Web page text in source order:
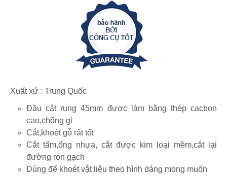
Xuất xứ : Trung Quốc
Đầu cắt rung 45mm được làm bằng thép cacbon
cao,chống gỉ
Cắt,khoét gỗ rất tốt
Cắt tấm,ống nhựa, cắt được kim loại mềm,cắt lại
đường ron gạch
Dùng để khoét vật liệu theo hình dáng mong muốn